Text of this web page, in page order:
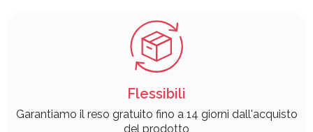
Flessibili
Garantiamo il reso gratuito fino a 14 giorni dall'acquisto
del prodotto